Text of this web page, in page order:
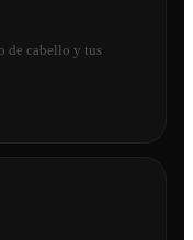
de cabello y tus